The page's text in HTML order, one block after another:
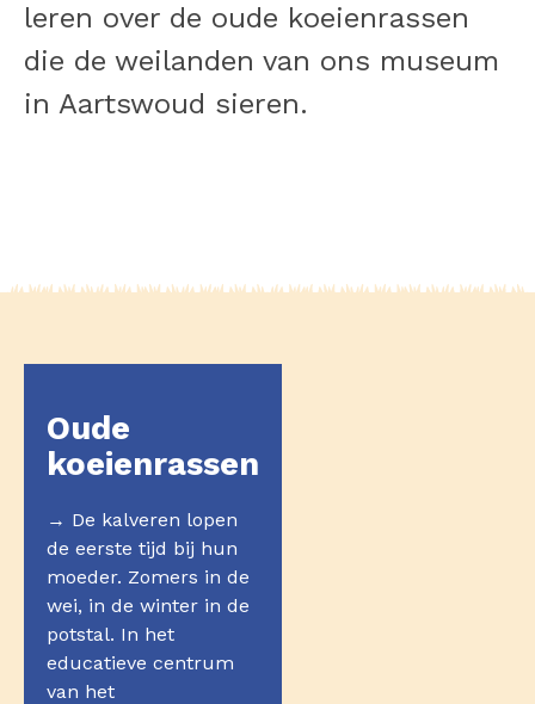
leren over de oude koeienrassen
die de weilanden van ons museum
in Aartswoud sieren.
Oude
koeienrassen
→ De kalveren lopen
de eerste tijd bij hun
moeder. Zomers in de
wei, in de winter in de
potstal. In het
educatieve centrum
van het